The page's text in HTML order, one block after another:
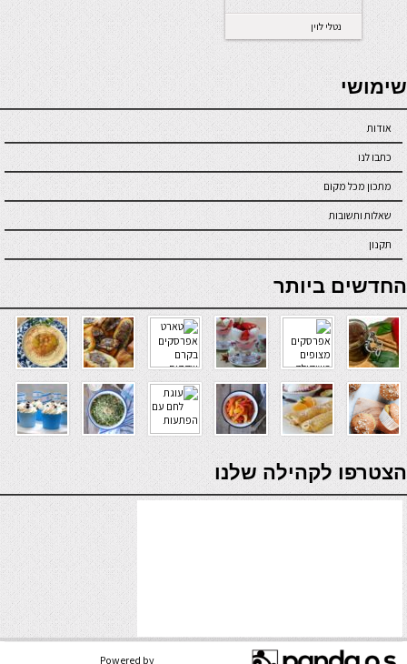
נטלי לוין
seriöse online casinos österreich
שימושי
אודות
כתבו לנו
מתכון מכל מקום
שאלות ותשובות
תקנון
online casino
החדשים ביותר
verde casino
הצטרפו לקהילה שלנו
Powered by